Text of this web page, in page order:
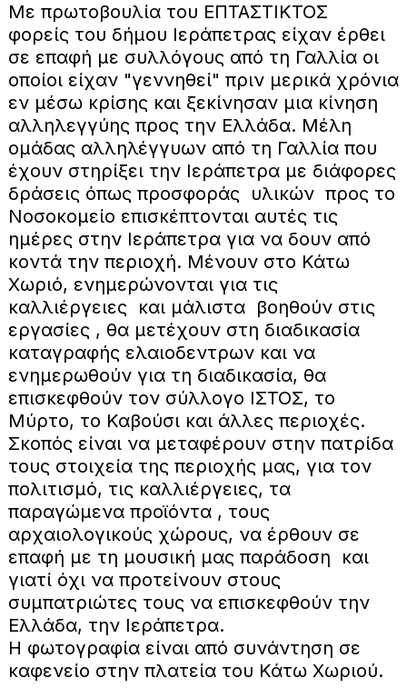
Με πρωτοβουλία του ΕΠΤΑΣΤΙΚΤΟΣ
φορείς του δήμου Ιεράπετρας είχαν έρθει
σε επαφή με συλλόγους από τη Γαλλία οι
οποίοι είχαν "γεννηθεί" πριν μερικά χρόνια
εν μέσω κρίσης και ξεκίνησαν μια κίνηση
αλληλεγγύης προς την Ελλάδα. Μέλη
ομάδας αλληλέγγυων από τη Γαλλία που
έχουν στηρίξει την Ιεράπετρα με διάφορες
δράσεις όπως προσφοράς υλικών προς το
Νοσοκομείο επισκέπτονται αυτές τις
ημέρες στην Ιεράπετρα για να δουν από
κοντά την περιοχή. Μένουν στο Κάτω
Χωριό, ενημερώνονται για τις
καλλιέργειες και μάλιστα βοηθούν στις
εργασίες , θα μετέχουν στη διαδικασία
καταγραφής ελαιοδεντρων και να
ενημερωθούν για τη διαδικασία, θα
επισκεφθούν τον σύλλογο ΙΣΤΟΣ, το
Μύρτο, το Καβούσι και άλλες περιοχές.
Σκοπός είναι να μεταφέρουν στην πατρίδα
τους στοιχεία της περιοχής μας, για τον
πολιτισμό, τις καλλιέργειες, τα
παραγώμενα προϊόντα , τους
αρχαιολογικούς χώρους, να έρθουν σε
επαφή με τη μουσική μας παράδοση και
γιατί όχι να προτείνουν στους
συμπατριώτες τους να επισκεφθούν την
Ελλάδα, την Ιεράπετρα.
Η φωτογραφία είναι από συνάντηση σε
καφενείο στην πλατεία του Κάτω Χωριού.